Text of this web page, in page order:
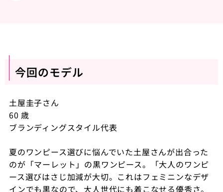
今回のモデル
土屋圭子さん
60 歳
ブランディングスタイル代表
夏のワンピース選びに悩んでいた土屋さんが出合った
のが「マーレット」の黒ワンピース。「大人のワンピ
ース選びはさじ加減が大切。これはフェミニンなデザ
インでも黒なので、大人世代にも着こなせる優秀さ。